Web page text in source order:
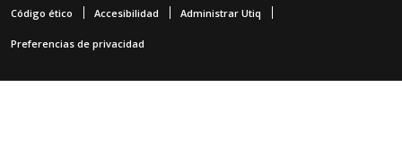
Código ético Accesibilidad Administrar Utiq
Preferencias de privacidad